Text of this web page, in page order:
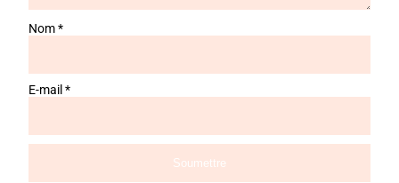
Nom*
E-mail *